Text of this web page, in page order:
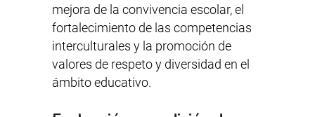
mejora de la convivencia escolar, el
fortalecimiento de las competencias
interculturales y la promoción de
valores de respeto y diversidad en el
ámbito educativo.